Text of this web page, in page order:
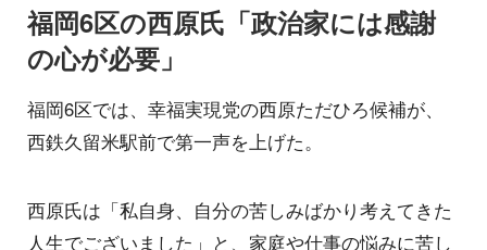
福岡6区の西原氏「政治家には感謝
の心が必要」
福岡6区では、幸福実現党の西原ただひろ候補が、
西鉄久留米駅前で第一声を上げた。
西原氏は「私自身、自分の苦しみばかり考えてきた
人生でございました」と、家庭や仕事の悩みに苦し